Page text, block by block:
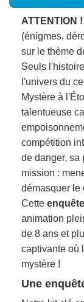
ATTENTION !
(énigmes,
sur le thème
Seuls
l'univers du
Mystère à
talentueuse
compétition
de danger, sa
mission :
démasquer le
Cette
animation
de 8 ans et
captivante où
mystère !
Une